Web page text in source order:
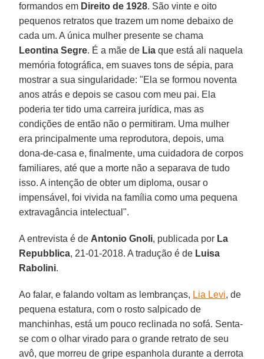
formandos em Direito de 1928. São vinte e oito
pequenos retratos que trazem um nome debaixo de
cada um. A única mulher presente se chama
Leontina Segre. É a mãe de Lia que está ali naquela
memória fotográfica, em suaves tons de sépia, para
mostrar a sua singularidade: "Ela se formou noventa
anos atrás e depois se casou com meu pai. Ela
poderia ter tido uma carreira jurídica, mas as
condições de então não o permitiram. Uma mulher
era principalmente uma reprodutora, depois, uma
dona-de-casa e, finalmente, uma cuidadora de corpos
familiares, até que a morte não a separava de tudo
isso. A intenção de obter um diploma, ousar o
impensável, foi vivida na família como uma pequena
extravagância intelectual".
A entrevista é de Antonio Gnoli, publicada por La
Repubblica, 21-01-2018. A tradução é de Luisa
Rabolini.
Ao falar, e falando voltam as lembranças, Lia Levi, de
pequena estatura, com o rosto salpicado de
manchinhas, está um pouco reclinada no sofá. Senta-
se com o olhar virado para o grande retrato de seu
avô, que morreu de gripe espanhola durante a derrota